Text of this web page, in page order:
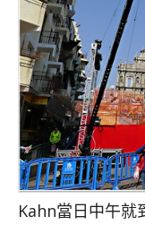
Kahn當日中午就